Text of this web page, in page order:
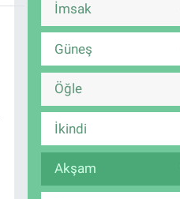
İmsak
Güneş
Öğle
İkindi
Akşam